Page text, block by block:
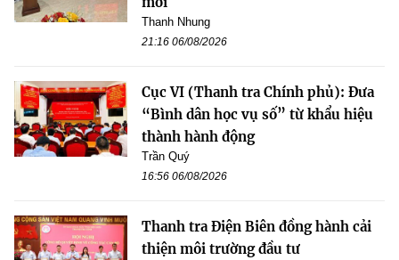
Thanh Nhung
21:16 06/08/2026
Cục VI (Thanh tra Chính phủ): Đưa
“Bình dân học vụ số” từ khẩu hiệu
thành hành động
Trần Quý
16:56 06/08/2026
Thanh tra Điện Biên đồng hành cải
thiện môi trường đầu tư